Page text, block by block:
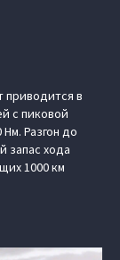
приводится в
с пиковой
Разгон до
запас хода
1000 км